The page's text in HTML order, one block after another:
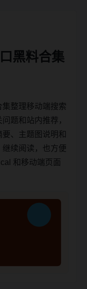
黑料合集
整理移动端搜索
题和站内推荐，
、主题图说明和
续阅读，也方便
和移动端页面